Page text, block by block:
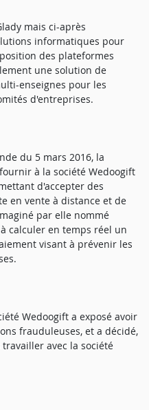
mais ci-après
informatiques pour
des plateformes
une solution de
enseignes pour les
d'entreprises.
du 5 mars 2016, la
à la société Wedoogift
d'accepter des
en vente à distance et de
par elle nommé
calculer en temps réel un
visant à prévenir les
Wedoogift a exposé avoir
frauduleuses, et a décidé,
avec la société